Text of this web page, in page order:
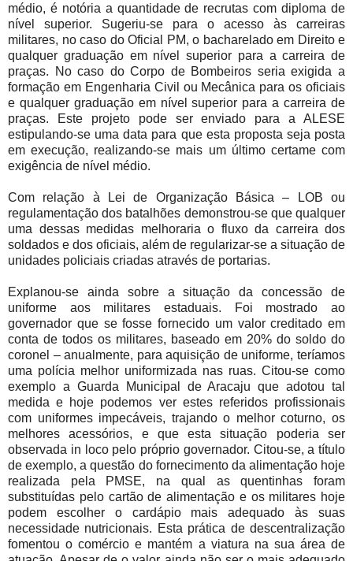
médio, é notória a quantidade de recrutas com diploma de
nível superior. Sugeriu-se para o acesso às carreiras
militares, no caso do Oficial PM, o bacharelado em Direito e
qualquer graduação em nível superior para a carreira de
praças. No caso do Corpo de Bombeiros seria exigida a
formação em Engenharia Civil ou Mecânica para os oficiais
e qualquer graduação em nível superior para a carreira de
praças. Este projeto pode ser enviado para a ALESE
estipulando-se uma data para que esta proposta seja posta
em execução, realizando-se mais um último certame com
exigência de nível médio.
Com relação à Lei de Organização Básica – LOB ou
regulamentação dos batalhões demonstrou-se que qualquer
uma dessas medidas melhoraria o fluxo da carreira dos
soldados e dos oficiais, além de regularizar-se a situação de
unidades policiais criadas através de portarias.
Explanou-se ainda sobre a situação da concessão de
uniforme aos militares estaduais. Foi mostrado ao
governador que se fosse fornecido um valor creditado em
conta de todos os militares, baseado em 20% do soldo do
coronel – anualmente, para aquisição de uniforme, teríamos
uma polícia melhor uniformizada nas ruas. Citou-se como
exemplo a Guarda Municipal de Aracaju que adotou tal
medida e hoje podemos ver estes referidos profissionais
com uniformes impecáveis, trajando o melhor coturno, os
melhores acessórios, e que esta situação poderia ser
observada in loco pelo próprio governador. Citou-se, a título
de exemplo, a questão do fornecimento da alimentação hoje
realizada pela PMSE, na qual as quentinhas foram
substituídas pelo cartão de alimentação e os militares hoje
podem escolher o cardápio mais adequado às suas
necessidade nutricionais. Esta prática de descentralização
fomentou o comércio e mantém a viatura na sua área de